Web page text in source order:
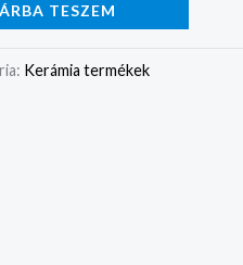
TESZEM
Kerámia termékek